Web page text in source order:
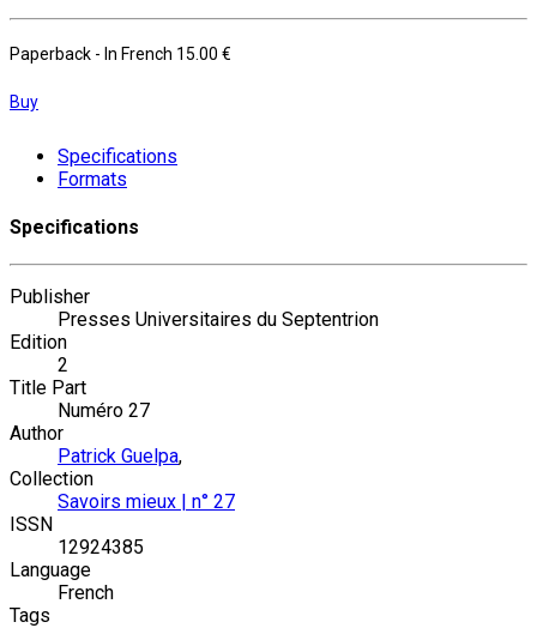
Paperback - In French 15.00 €
Buy
Specifications
Formats
Specifications
Publisher
Presses Universitaires du Septentrion
Edition
2
Title Part
Numéro 27
Author
Patrick Guelpa,
Collection
Savoirs mieux | n° 27
ISSN
12924385
Language
French
Tags